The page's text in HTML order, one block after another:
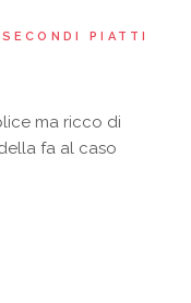
SECONDI PIATTI
ma ricco di
fa al caso